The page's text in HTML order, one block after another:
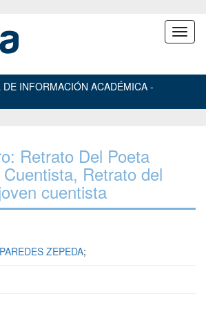
INFORMACIÓN ACADÉMICA -
Retrato Del Poeta
Retrato del
cuentista
ZEPEDA;